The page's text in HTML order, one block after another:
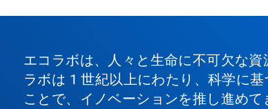
エコラボは、人々と生命に不可欠な
ラボは 1 世紀以上にわたり、科学に
ことで、イノベーションを推し進め